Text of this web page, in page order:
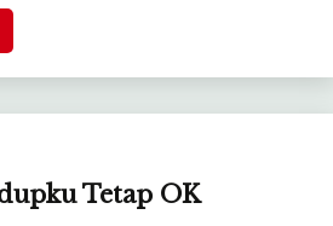
Tetap OK